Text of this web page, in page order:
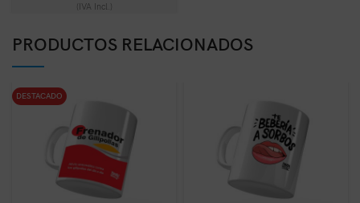
(IVA Incl.)
PRODUCTOS RELACIONADOS
DESTACADO